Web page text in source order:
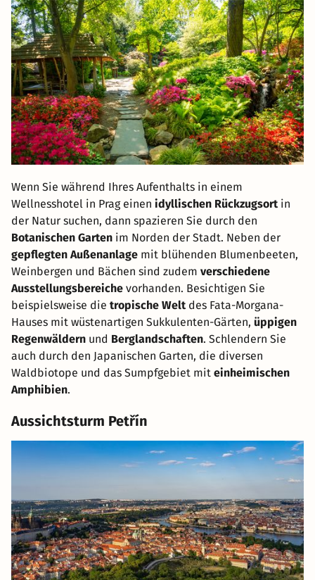
Wenn Sie während Ihres Aufenthalts in einem
Wellnesshotel in Prag einen idyllischen Rückzugsortin
der Natur suchen, dann spazieren Sie durch den
Botanischen Garten im Norden der Stadt. Neben der
gepflegten Außenanlage mit blühenden Blumenbeeten,
Weinbergen und Bächen sind zudem verschiedene
Ausstellungsbereiche vorhanden. Besichtigen Sie
beispielsweise die tropische Weltdes Fata-Morgana-
Hauses mit wüstenartigen Sukkulenten-Gärten, üppigen
Regenwäldern und Berglandschaften. Schlendern Sie
auch durch den Japanischen Garten, die diversen
Waldbiotope und das Sumpfgebiet mit einheimischen
Amphibien.
Aussichtsturm Petřín